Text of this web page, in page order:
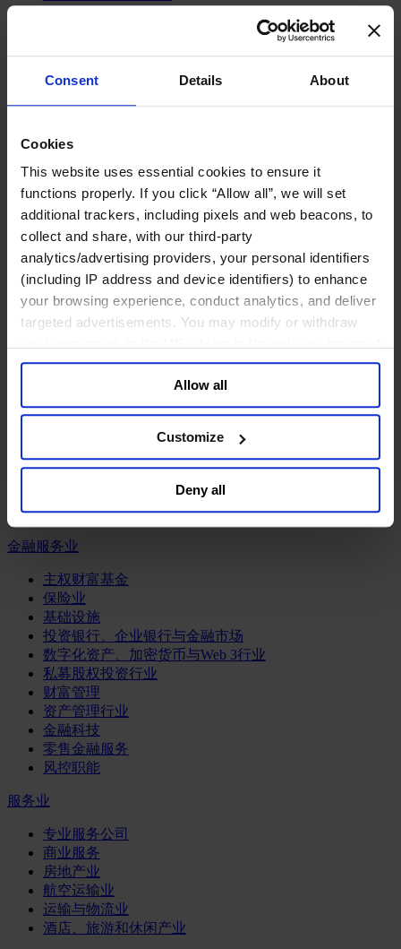
Consent Details About
Cookies
This website uses essential cookies to ensure it
functions properly. If you click “Allow all”, we will set
additional trackers, including pixels and web beacons, to
collect and share, with our third-party
analytics/advertising providers, your personal identifiers
(including IP address and device identifiers) to enhance
your browsing experience, conduct analytics, and deliver
targeted advertisements. You may modify or withdraw
your data for targeted advertising, by clicking “Do Not
Sell or Share My Personal Information” in the footer of
the website. You must opt-out of each device and each
browser. For additional information and retention terms
general collection and use of personal information see
Allow all
Customize
Deny all
公共卫生行业
公共金融业
教育与研究行业
文化、艺术和体育行业
环境与可持续发展咨询
经济、社会与人类发展
消费品行业
体育业
媒体和娱乐业
消费品
零售、服装与奢侈品
工业
化工与过程工业咨询团队
机械与工业技术
金属与矿业
金融服务业
主权财富基金
保险业
基础设施
投资银行、企业银行与金融市场
数字化资产、加密货币与Web 3行业
私募股权投资行业
财富管理
资产管理行业
金融科技
零售金融服务
风控职能
服务业
专业服务公司
商业服务
房地产业
航空运输业
运输与物流业
酒店、旅游和休闲产业